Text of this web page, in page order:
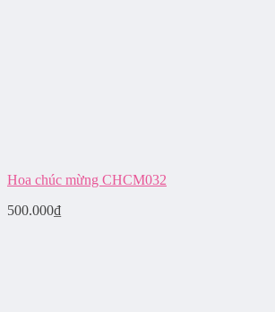
Hoa chúc mừng CHCM032
500.000₫